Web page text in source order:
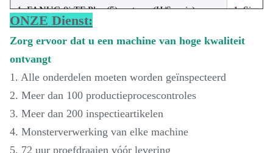
1, FANUC-0i-TF Plus (5) systeem (H/S-serie)
2,GSK988TA-systeem (Q-serie)
3, spil van het mouwtype
4, holle boorkopoliecilinder
5,8-stations servo-gereedschapswagen
1,
Servo-
ONZE Dienst:
Zorg ervoor dat u een machine van hoge kwaliteit
ontvangt
1. Alle onderdelen moeten worden geïnspecteerd
2. Meer dan 100 productieprocescontroles
3. Meer dan 200 inspectieartikelen
4. Monsterverwerking van elke machine
5. 72 uur proefdraaien vóór levering